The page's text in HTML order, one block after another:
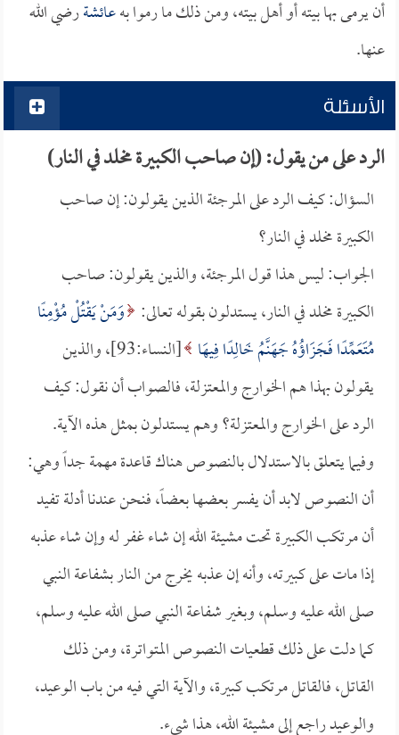
أن يرمى بها بيته أو أهل بيته، ومن ذلك ما رموا بهعائشةرضي الله
عنها.
الأسئلة
الرد على من يقول: (إن صاحب الكبيرة مخلد في النار)
السؤال: كيف الرد على المرجئة الذين يقولون: إن صاحب
الكبيرة مخلد في النار؟
الجواب: ليس هذا قول المرجئة، والذين يقولون: صاحب
الكبيرة مخلد في النار، يستدلون بقوله تعالى: وَمَنْ يَقْتُلْ مُؤْمِنًا
مُتَعَمِّدًا فَجَزَاؤُهُ جَهَنَّمُ خَالِدًا فِيهَا
[النساء:93]، والذين
يقولون بهذا هم الخوارج والمعتزلة، فالصواب أن نقول: كيف
الرد على الخوارج والمعتزلة؟ وهم يستدلون بمثل هذه الآية.
وفيما يتعلق بالاستدلال بالنصوص هناك قاعدة مهمة جداً وهي:
أن النصوص لابد أن يفسر بعضها بعضاً، فنحن عندنا أدلة تفيد
أن مرتكب الكبيرة تحت مشيئة الله إن شاء غفر له وإن شاء عذبه
إذا مات على كبيرته، وأنه إن عذبه يخرج من النار بشفاعة النبي
صلى الله عليه وسلم، وبغير شفاعة النبي صلى الله عليه وسلم،
كما دلت على ذلك قطعيات النصوص المتواترة، ومن ذلك
القاتل، فالقاتل مرتكب كبيرة، والآية التي فيه من باب الوعيد،
والوعيد راجع إلى مشيئة الله، هذا شيء.